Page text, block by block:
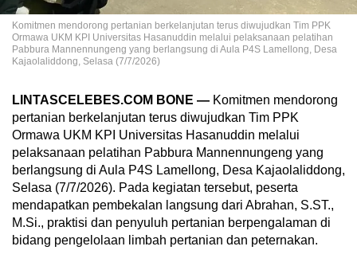
Komitmen mendorong pertanian berkelanjutan terus diwujudkan Tim PPK
Ormawa UKM KPI Universitas Hasanuddin melalui pelaksanaan pelatihan
Pabbura Mannennungeng yang berlangsung di Aula P4S Lamellong, Desa
Kajaolaliddong, Selasa (7/7/2026)
LINTASCELEBES.COM BONE — Komitmen mendorong
pertanian berkelanjutan terus diwujudkan Tim PPK
Ormawa UKM KPI Universitas Hasanuddin melalui
pelaksanaan pelatihan Pabbura Mannennungeng yang
berlangsung di Aula P4S Lamellong, Desa Kajaolaliddong,
Selasa (7/7/2026). Pada kegiatan tersebut, peserta
mendapatkan pembekalan langsung dari Abrahan, S.ST.,
M.Si., praktisi dan penyuluh pertanian berpengalaman di
bidang pengelolaan limbah pertanian dan peternakan.